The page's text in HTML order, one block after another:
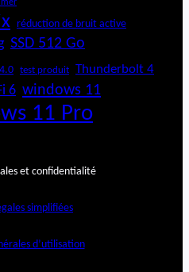
réduction de bruit active
SSD 512 Go
test produit Thunderbolt 4
6 windows 11
11 Pro
et confidentialité
simplifiées
d’utilisation